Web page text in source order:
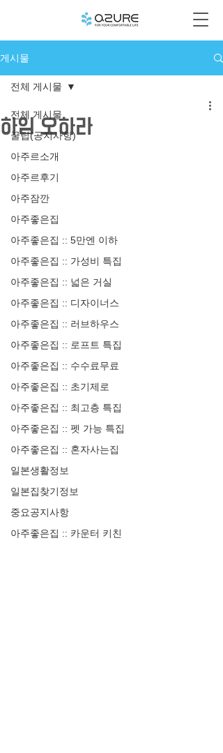
게시물
전체 게시물
꿀팁(공지사항)
아주르소개
아주르후기
아주잠깐
아주좋은집
아주좋은집 :: 5만엔 이하
아주좋은집 :: 가성비 특집
아주좋은집 :: 넓은 거실
아주좋은집 :: 디자이너스
아주좋은집 :: 러브하우스
아주좋은집 :: 로프트 특집
아주좋은집 :: 수수료무료
아주좋은집 :: 초기제로
아주좋은집 :: 최고층 특집
아주좋은집 :: 펫 가능 특집
아주좋은집 :: 혼자사는집
일본생활정보
일본집찾기정보
중요공지사항
아주좋은집 :: 카운터 키친
전체 게시물
하임 오하라